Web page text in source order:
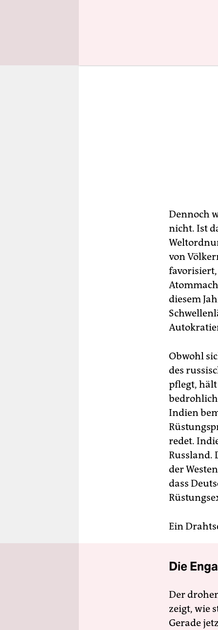
Dennoch
nicht. Ist
von
diesem
Obwohl
des
pflegt,
Indien
redet.
Russland.
der
dass
Ein
Die
Der
zeigt, wie
Gerade